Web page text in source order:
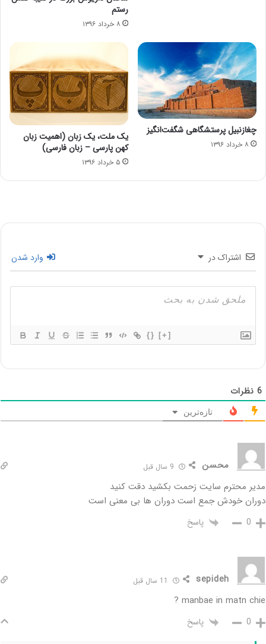
رستم
۸ خرداد ۱۳۹۶
چغازنبیل پرستشگاهی شگفت‌انگیز
۸ خرداد ۱۳۹۶
یک ملت، یک زبان (اهمیت زبان
کهن پارسی – زبان فارسی)
۵ خرداد ۱۳۹۶
اشتراک در وارد شدن
{} [+]
6 نظرات
تازه‌ترین
محسن
مدیر محترم سایت زحمت بکشید دقت کنید
دوران خودش جمع است دوران ها بی معنی است
0 پاسخ
sepideh
manbae in matn chie ?
0 پاسخ